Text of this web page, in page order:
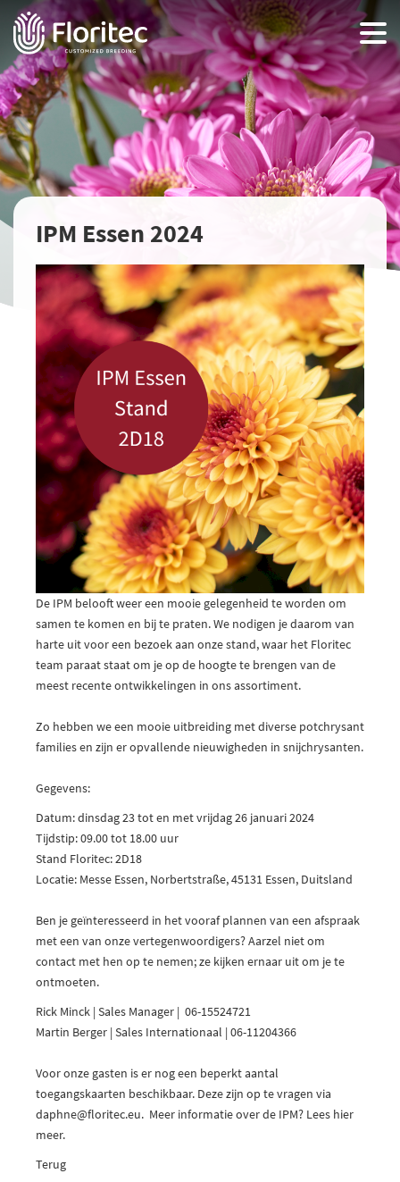
IPM Essen 2024
De IPM belooft weer een mooie gelegenheid te worden om
samen te komen en bij te praten. We nodigen je daarom van
harte uit voor een bezoek aan onze stand, waar het Floritec
team paraat staat om je op de hoogte te brengen van de
meest recente ontwikkelingen in ons assortiment.
Zo hebben we een mooie uitbreiding met diverse potchrysant
families en zijn er opvallende nieuwigheden in snijchrysanten.
Gegevens:
Datum: dinsdag 23 tot en met vrijdag 26 januari 2024
Tijdstip: 09.00 tot 18.00 uur
Stand Floritec: 2D18
Locatie: Messe Essen, Norbertstraße, 45131 Essen, Duitsland
Ben je geïnteresseerd in het vooraf plannen van een afspraak
met een van onze vertegenwoordigers? Aarzel niet om
contact met hen op te nemen; ze kijken ernaar uit om je te
ontmoeten.
Rick Minck | Sales Manager | 06-15524721
Martin Berger | Sales Internationaal | 06-11204366
Voor onze gasten is er nog een beperkt aantal
toegangskaarten beschikbaar. Deze zijn op te vragen via
daphne@floritec.eu. Meer informatie over de IPM? Lees hier
meer.
Terug